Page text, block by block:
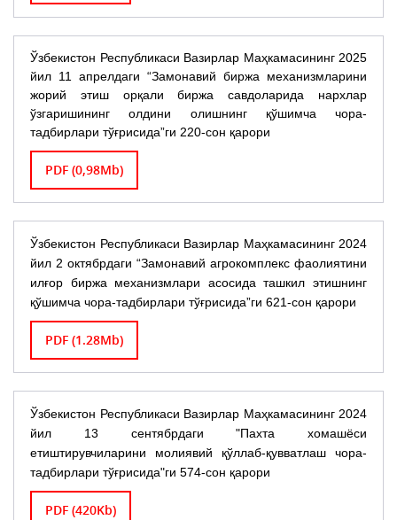
Ўзбекистон Республикаси Вазирлар Маҳкамасининг 2025
йил 11 апрелдаги “Замонавий биржа механизмларини
жорий этиш орқали биржа савдоларида нархлар
ўзгаришининг олдини олишнинг қўшимча чора-
тадбирлари тўғрисида”ги 220-сон қарори
PDF (0,98Mb)
Ўзбекистон Республикаси Вазирлар Маҳкамасининг 2024
йил 2 октябрдаги “Замонавий агрокомплекс фаолиятини
илғор биржа механизмлари асосида ташкил этишнинг
қўшимча чора-тадбирлари тўғрисида”ги 621-сон қарори
PDF (1.28Mb)
Ўзбекистон Республикаси Вазирлар Маҳкамасининг 2024
йил 13 сентябрдаги "Пахта хомашёси
етиштирувчиларини молиявий қўллаб-қувватлаш чора-
тадбирлари тўғрисида"ги 574-сон қарори
PDF (420Kb)